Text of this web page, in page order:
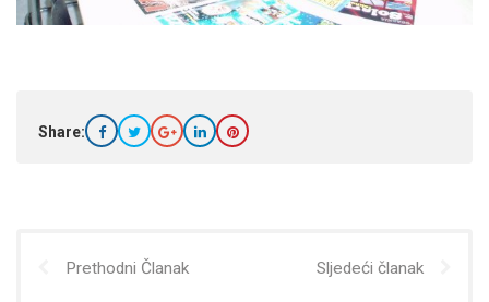
Share:
Prethodni Članak Sljedeći članak